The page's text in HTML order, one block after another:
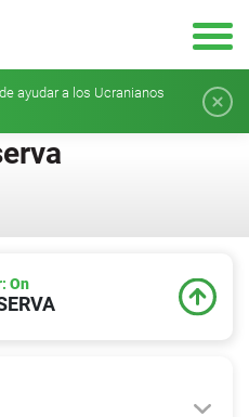
ayudar a los Ucranianos
On